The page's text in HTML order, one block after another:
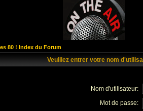
80 ! Index du Forum
Veuillez entrer votre nom
Nom d'utilisateur:
Mot de passe: